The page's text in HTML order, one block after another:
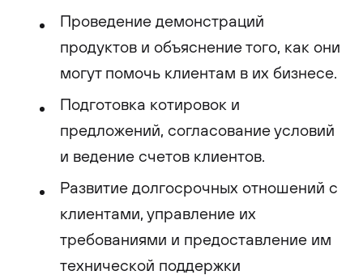
Проведение демонстраций
продуктов и объяснение того, как они
могут помочь клиентам в их бизнесе.
Подготовка котировок и
предложений, согласование условий
и ведение счетов клиентов.
Развитие долгосрочных отношений с
клиентами, управление их
требованиями и предоставление им
технической поддержки